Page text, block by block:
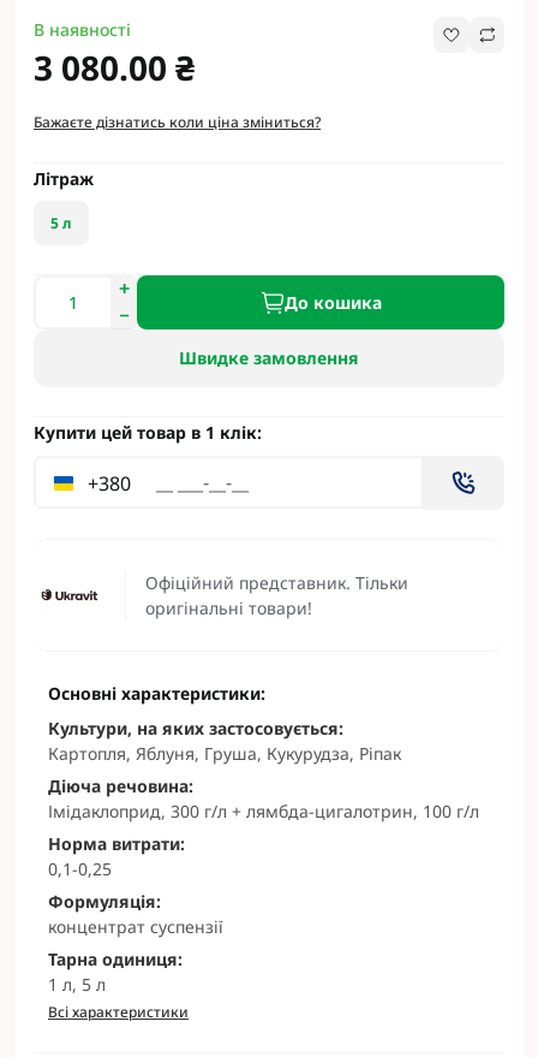
Офіційний представник. Тільки
оригінальні товари!
В наявності
3 080.00 ₴
Бажаєте дізнатись коли ціна зміниться?
Літраж
5 л
До кошика
Швидке замовлення
Купити цей товар в 1 клік:
+380
Основні характеристики:
Культури, на яких застосовується:
Картопля, Яблуня, Груша, Кукурудза, Ріпак
Діюча речовина:
Імідаклоприд, 300 г/л + лямбда-цигалотрин, 100 г/л
Норма витрати:
0,1-0,25
Формуляція:
концентрат суспензії
Тарна одиниця:
1 л, 5 л
Всі характеристики